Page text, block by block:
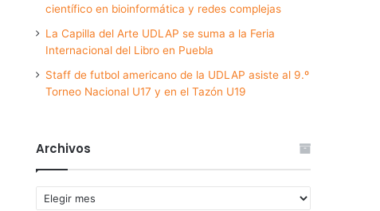
científico en bioinformática y redes complejas
La Capilla del Arte UDLAP se suma a la Feria
Internacional del Libro en Puebla
Staff de futbol americano de la UDLAP asiste al 9.º
Torneo Nacional U17 y en el Tazón U19
Archivos
Archivos